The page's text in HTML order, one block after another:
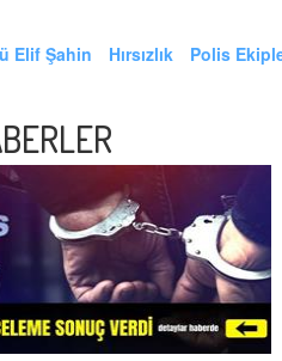
Elif Şahin Hırsızlık Polis